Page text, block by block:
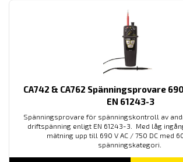
CA742 & CA762 Spänningsprovare
EN 61243-3
Spänningsprovare för spänningskontroll av
driftspänning enligt EN 61243-3. Med låg
mätning upp till 690 V AC / 750 DC med
spänningskategori.